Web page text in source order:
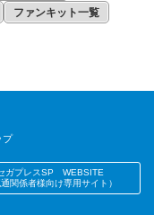
ファンキット一覧
プ
ガプレスSP WEBSITE
通関係者様向け専用サイト）